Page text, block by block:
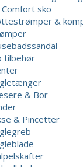
Comfort sko
&
tilbehør
& Bor
& Pincetter